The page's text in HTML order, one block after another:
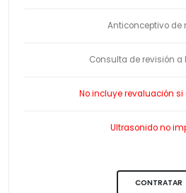
Anticonceptivo de
Consulta de revisión a
No incluye revaluación si
Ultrasonido no
CONTRATAR